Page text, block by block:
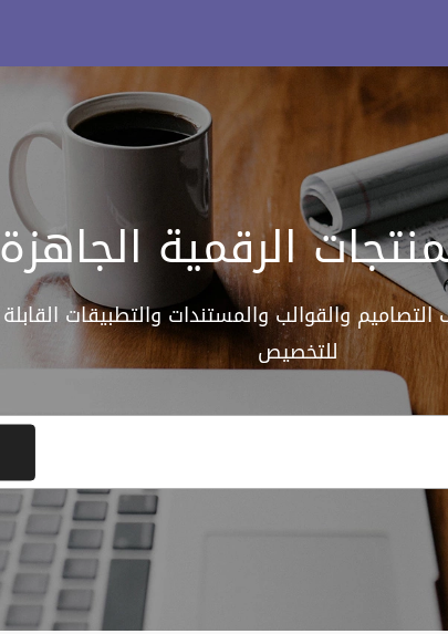
الرقمية الجاهزة
والقوالب والمستندات والتطبيقات القابلة
للتخصيص